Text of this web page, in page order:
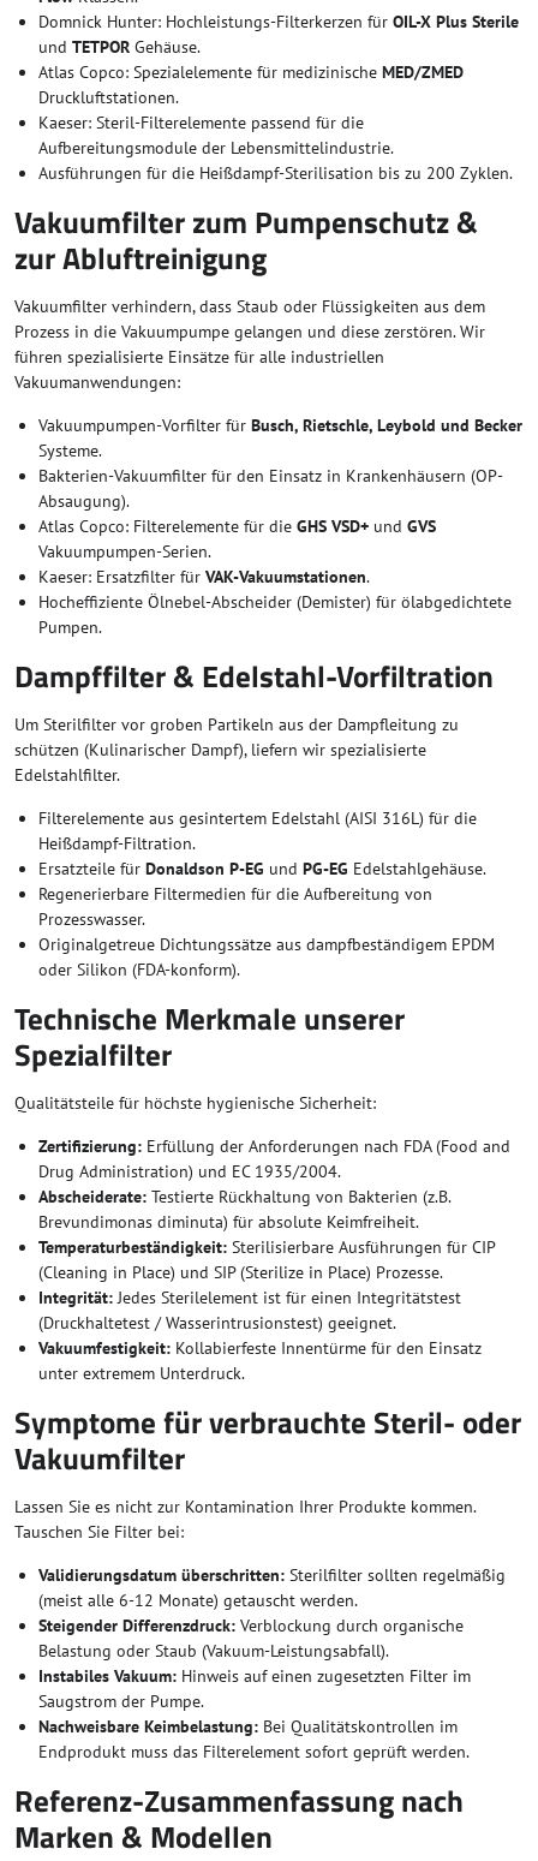
Domnick Hunter: Hochleistungs-Filterkerzen für OIL-X Plus Sterile
und TETPOR Gehäuse.
Atlas Copco: Spezialelemente für medizinische MED/ZMED
Druckluftstationen.
Kaeser: Steril-Filterelemente passend für die
Aufbereitungsmodule der Lebensmittelindustrie.
Ausführungen für die Heißdampf-Sterilisation bis zu 200 Zyklen.
Vakuumfilter zum Pumpenschutz &
zur Abluftreinigung
Vakuumfilter verhindern, dass Staub oder Flüssigkeiten aus dem
Prozess in die Vakuumpumpe gelangen und diese zerstören. Wir
führen spezialisierte Einsätze für alle industriellen
Vakuumanwendungen:
Vakuumpumpen-Vorfilter für Busch, Rietschle, Leybold und Becker
Systeme.
Bakterien-Vakuumfilter für den Einsatz in Krankenhäusern (OP-
Absaugung).
Atlas Copco: Filterelemente für die GHS VSD+ und GVS
Vakuumpumpen-Serien.
Kaeser: Ersatzfilter für VAK-Vakuumstationen.
Hocheffiziente Ölnebel-Abscheider (Demister) für ölabgedichtete
Pumpen.
Dampffilter & Edelstahl-Vorfiltration
Um Sterilfilter vor groben Partikeln aus der Dampfleitung zu
schützen (Kulinarischer Dampf), liefern wir spezialisierte
Edelstahlfilter.
Filterelemente aus gesintertem Edelstahl (AISI 316L) für die
Heißdampf-Filtration.
Ersatzteile für Donaldson P-EG und PG-EG Edelstahlgehäuse.
Regenerierbare Filtermedien für die Aufbereitung von
Prozesswasser.
Originalgetreue Dichtungssätze aus dampfbeständigem EPDM
oder Silikon (FDA-konform).
Technische Merkmale unserer
Spezialfilter
Qualitätsteile für höchste hygienische Sicherheit:
Zertifizierung: Erfüllung der Anforderungen nach FDA (Food and
Drug Administration) und EC 1935/2004.
Abscheiderate: Testierte Rückhaltung von Bakterien (z.B.
Brevundimonas diminuta) für absolute Keimfreiheit.
Temperaturbeständigkeit: Sterilisierbare Ausführungen für CIP
(Cleaning in Place) und SIP (Sterilize in Place) Prozesse.
Integrität:Jedes Sterilelement ist für einen Integritätstest
(Druckhaltetest / Wasserintrusionstest) geeignet.
Vakuumfestigkeit: Kollabierfeste Innentürme für den Einsatz
unter extremem Unterdruck.
Symptome für verbrauchte Steril- oder
Vakuumfilter
Lassen Sie es nicht zur Kontamination Ihrer Produkte kommen.
Tauschen Sie Filter bei:
Validierungsdatum überschritten: Sterilfilter sollten regelmäßig
(meist alle 6-12 Monate) getauscht werden.
Steigender Differenzdruck: Verblockung durch organische
Belastung oder Staub (Vakuum-Leistungsabfall).
Instabiles Vakuum: Hinweis auf einen zugesetzten Filter im
Saugstrom der Pumpe.
Nachweisbare Keimbelastung: Bei Qualitätskontrollen im
Endprodukt muss das Filterelement sofort geprüft werden.
Referenz-Zusammenfassung nach
Marken & Modellen